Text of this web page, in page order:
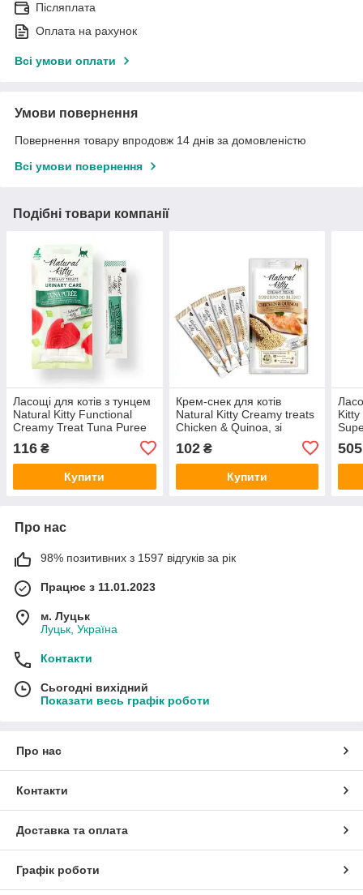
Післяплата
Оплата на рахунок
Всі умови оплати
Умови повернення
Повернення товару впродовж 14 днів за домовленістю
Всі умови повернення
Подібні товари компанії
Ласощі для котів з тунцем
Natural Kitty Functional
Creamy Treat Tuna Puree
Urinary Care, 4 шт х 12 гр
116 ₴
Купити
Крем-снек для котів
Natural Kitty Creamy treats
Chicken & Quinoa, зі
4х12г.
102₴
Купити
505
Про нас
98% позитивних з 1597 відгуків за рік
Працює з 11.01.2023
м. Луцьк
Луцьк, Україна
Контакти
Сьогодні вихідний
Показати весь графік роботи
Про нас
Контакти
Доставка та оплата
Графік роботи